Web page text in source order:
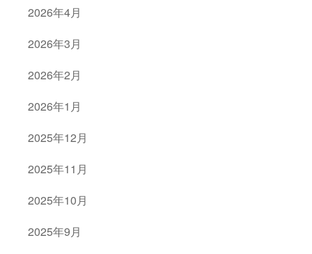
2026年4月
2026年3月
2026年2月
2026年1月
2025年12月
2025年11月
2025年10月
2025年9月